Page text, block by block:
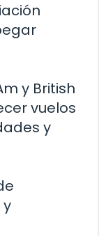
y British
vuelos
y